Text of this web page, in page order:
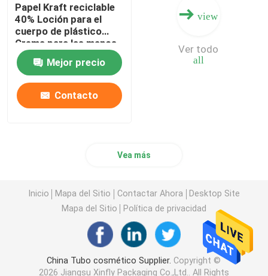
Papel Kraft reciclable
40% Loción para el
cuerpo de plástico
Crema para las manos
Cosméticos Tubos
blandos
Biodegradables Tubos
de compresión
Embalaje
Mejor precio
Contacto
view
all
Ver todo
Vea más
Inicio Mapa del Sitio Contactar Ahora
Desktop Site
Mapa del Sitio
Política de privacidad
China Tubo cosmético Supplier. Copyright ©
2026 Jiangsu Xinfly Packaging Co.,Ltd.. All Rights